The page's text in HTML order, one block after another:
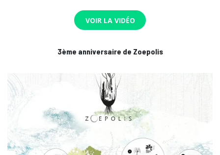
VOIR LA VIDÉO
3ème anniversaire de Zoepolis